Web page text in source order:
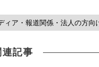
ィア・報道関係・法人の方
連記事